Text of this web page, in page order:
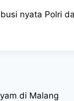
nyata Polri
di Malang